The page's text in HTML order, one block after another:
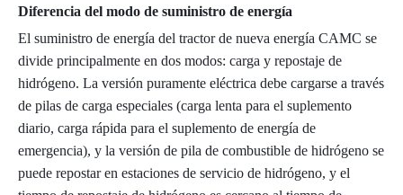
Diferencia del modo de suministro de energía
El suministro de energía del tractor de nueva energía CAMC se
divide principalmente en dos modos: carga y repostaje de
hidrógeno. La versión puramente eléctrica debe cargarse a través
de pilas de carga especiales (carga lenta para el suplemento
diario, carga rápida para el suplemento de energía de
emergencia), y la versión de pila de combustible de hidrógeno se
puede repostar en estaciones de servicio de hidrógeno, y el